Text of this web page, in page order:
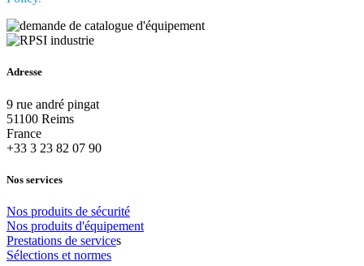
Adresse
9 rue andré pingat
51100 Reims
France
+33 3 23 82 07 90
Nos services
Nos produits de sécurité
Nos produits d'équipement
Prestations de services
Sélections et normes